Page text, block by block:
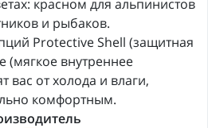
красном для альпинистов
и рыбаков.
Protective Shell (защитная
(мягкое внутреннее
вас от холода и влаги,
комфортным.